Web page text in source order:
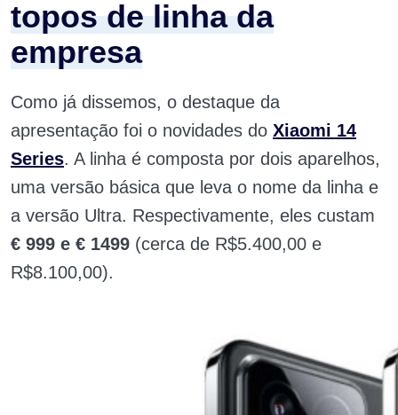
topos de linha da
empresa
Como já dissemos, o destaque da
apresentação foi o novidades do Xiaomi 14
Series. A linha é composta por dois aparelhos,
uma versão básica que leva o nome da linha e
a versão Ultra. Respectivamente, eles custam
€ 999 e € 1499 (cerca de R$5.400,00 e
R$8.100,00).